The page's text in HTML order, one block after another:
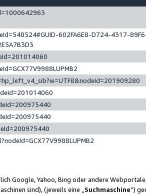
602FA6E8-D724-4317-
Google, Yahoo, Bing oder andere
sind), (jeweils eine „ Suchmaschine“)